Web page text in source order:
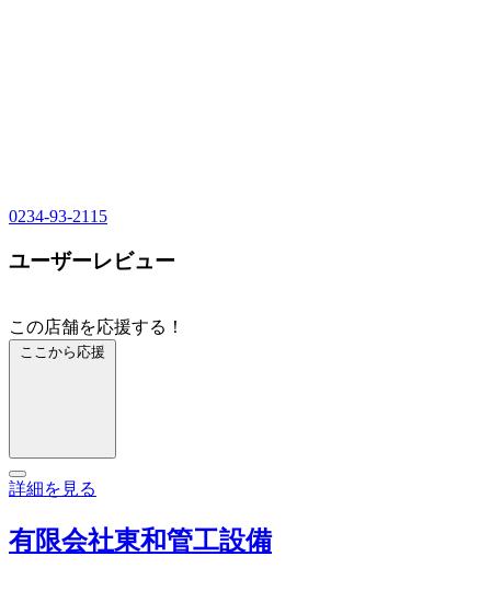
0234-93-2115
ユーザーレビュー
この店舗を応援する！
ここから応援
詳細を見る
有限会社東和管工設備